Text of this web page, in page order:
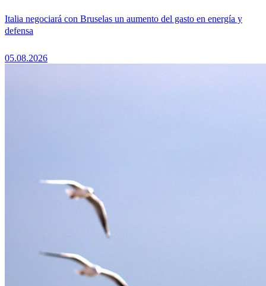
Italia negociará con Bruselas un aumento del gasto en energía y
defensa
05.08.2026